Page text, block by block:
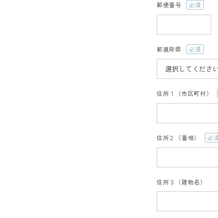
郵便番号
(必
都道府県
(必
須)
住所１（市区町村）
住所２（番地）
(必
住所３（建物名）